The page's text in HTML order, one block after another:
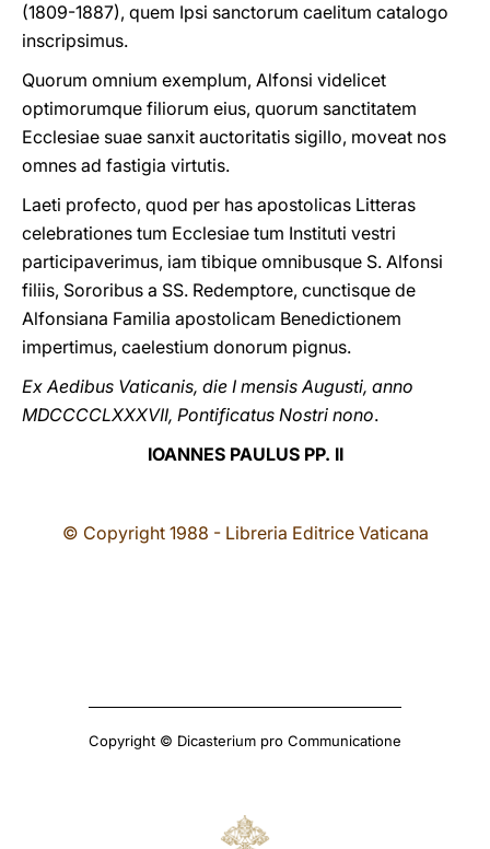
(1809-1887), quem Ipsi sanctorum caelitum catalogo
inscripsimus.
Quorum omnium exemplum, Alfonsi videlicet
optimorumque filiorum eius, quorum sanctitatem
Ecclesiae suae sanxit auctoritatis sigillo, moveat nos
omnes ad fastigia virtutis.
Laeti profecto, quod per has apostolicas Litteras
celebrationes tum Ecclesiae tum Instituti vestri
participaverimus, iam tibique omnibusque S. Alfonsi
filiis, Sororibus a SS. Redemptore, cunctisque de
Alfonsiana Familia apostolicam Benedictionem
impertimus, caelestium donorum pignus.
Ex Aedibus Vaticanis, die I mensis Augusti, anno
MDCCCCLXXXVII, Pontificatus Nostri nono.
IOANNES PAULUS PP. II
© Copyright 1988 - Libreria Editrice Vaticana
Copyright © Dicasterium pro Communicatione